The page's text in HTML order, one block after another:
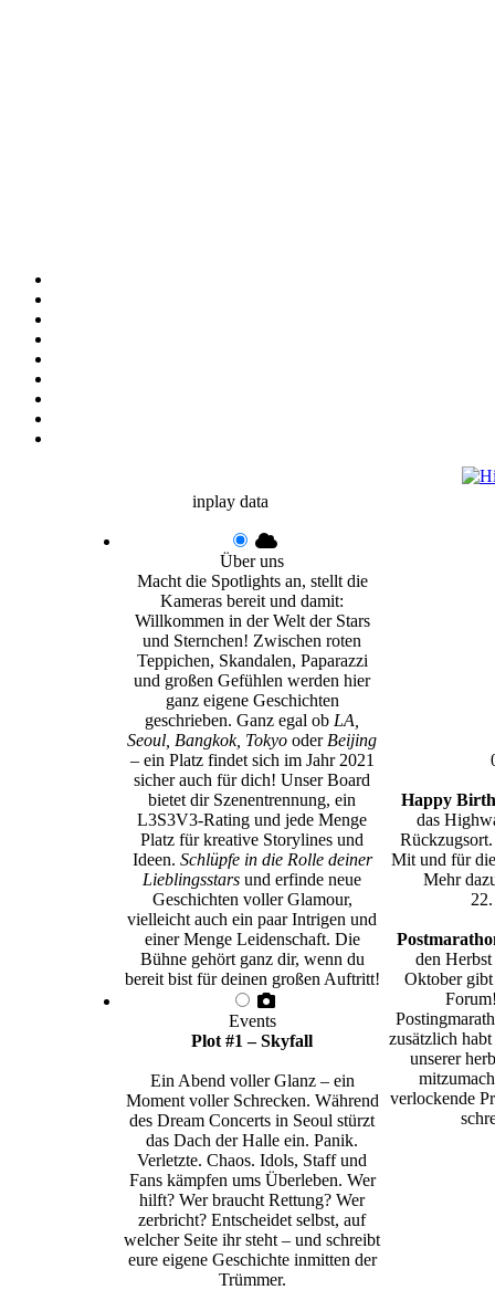
inplay data
Über uns
Macht die Spotlights an, stellt die
Kameras bereit und damit:
Willkommen in der Welt der Stars
und Sternchen! Zwischen roten
Teppichen, Skandalen, Paparazzi
und großen Gefühlen werden hier
ganz eigene Geschichten
geschrieben. Ganz egal ob LA,
Seoul, Bangkok, Tokyo oder Beijing
– ein Platz findet sich im Jahr 2021
sicher auch für dich! Unser Board
bietet dir Szenentrennung, ein
L3S3V3-Rating und jede Menge
Platz für kreative Storylines und
Ideen. Schlüpfe in die Rolle deiner
Lieblingsstars und erfinde neue
Geschichten voller Glamour,
vielleicht auch ein paar Intrigen und
einer Menge Leidenschaft. Die
Bühne gehört ganz dir, wenn du
bereit bist für deinen großen Auftritt!
Events
Plot #1 – Skyfall
Ein Abend voller Glanz – ein
Moment voller Schrecken. Während
des Dream Concerts in Seoul stürzt
das Dach der Halle ein. Panik.
Verletzte. Chaos. Idols, Staff und
Fans kämpfen ums Überleben. Wer
hilft? Wer braucht Rettung? Wer
zerbricht? Entscheidet selbst, auf
welcher Seite ihr steht – und schreibt
eure eigene Geschichte inmitten der
Trümmer.
Happy
das
Mit und für
Mehr
den
Oktober
zusätzlich
unserer
verlockende